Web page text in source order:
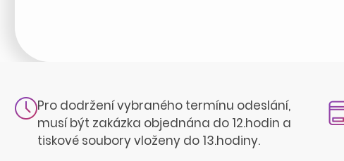
Pro dodržení vybraného termínu odeslání,
musí být zakázka objednána do 12.hodin a
tiskové soubory vloženy do 13.hodiny.